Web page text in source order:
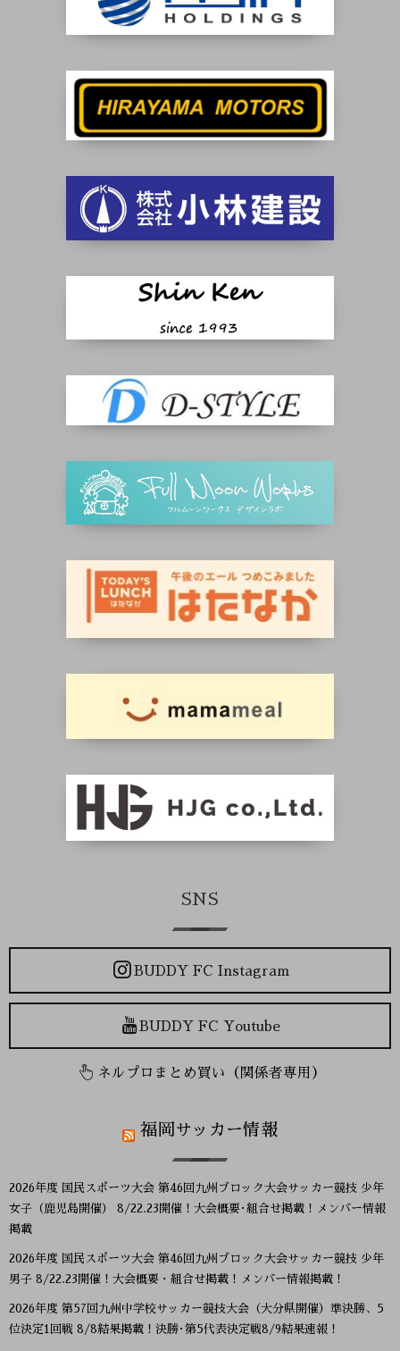
SNS
BUDDY FC Instagram
BUDDY FC Youtube
ネルプロまとめ買い（関係者専用）
福岡サッカー情報
2026年度 国民スポーツ大会 第46回九州ブロック大会サッカー競技 少年
女子（鹿児島開催） 8/22.23開催！大会概要･組合せ掲載！メンバー情報
掲載
2026年度 国民スポーツ大会 第46回九州ブロック大会サッカー競技 少年
男子 8/22.23開催！大会概要・組合せ掲載！メンバー情報掲載！
2026年度 第57回九州中学校サッカー競技大会（大分県開催）準決勝、5
位決定1回戦 8/8結果掲載！決勝･第5代表決定戦8/9結果速報！